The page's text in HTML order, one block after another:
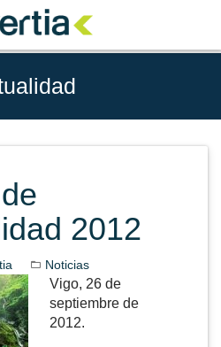
2012
Noticias
Vigo, 26 de
septiembre de
2012.